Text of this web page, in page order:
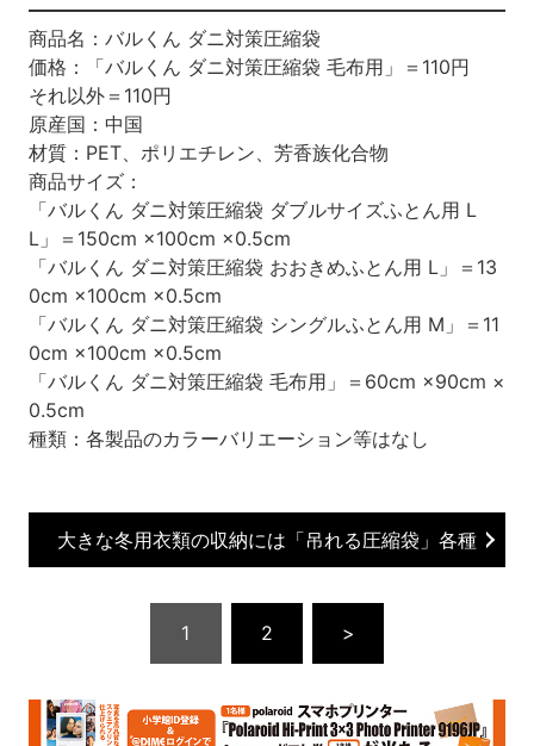
商品名：バルくん ダニ対策圧縮袋
価格：「バルくん ダニ対策圧縮袋 毛布用」＝110円
それ以外＝110円
原産国：中国
材質：PET、ポリエチレン、芳香族化合物
商品サイズ：
「バルくん ダニ対策圧縮袋 ダブルサイズふとん用 L
L」＝150cm ×100cm ×0.5cm
「バルくん ダニ対策圧縮袋 おおきめふとん用 L」＝13
0cm ×100cm ×0.5cm
「バルくん ダニ対策圧縮袋 シングルふとん用 M」＝11
0cm ×100cm ×0.5cm
「バルくん ダニ対策圧縮袋 毛布用」＝60cm ×90cm ×
0.5cm
種類：各製品のカラーバリエーション等はなし
大きな冬用衣類の収納には「吊れる圧縮袋」各種
1 2 >